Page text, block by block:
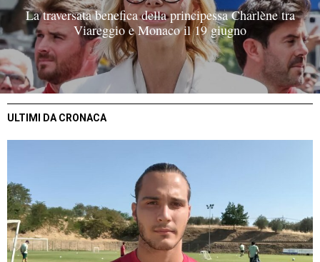
La traversata benefica della principessa Charlène tra
Viareggio e Monaco il 19 giugno
ULTIMI DA CRONACA